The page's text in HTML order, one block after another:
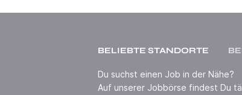
BELIEBTE STANDORTE
Du suchst einen Job in der Nähe?
Auf unserer Jobbörse findest Du